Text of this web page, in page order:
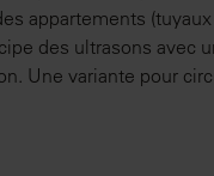
appartements
des ultrasons avec
Une variante pour